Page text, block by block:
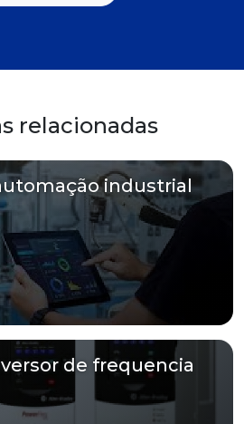
relacionadas
industrial
de frequencia